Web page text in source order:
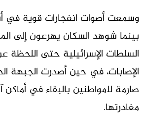
وسمعت أصوات انفجارات قوية في
بينما شوهد السكان يهرعون إلى
السلطات الإسرائيلية حتى اللحظة
الإصابات، في حين أصدرت الجبهة
صارمة للمواطنين بالبقاء في
مغادرتها.